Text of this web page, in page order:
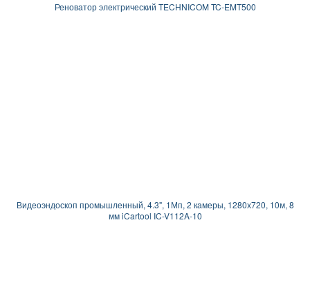
Реноватор электрический TECHNICOM TC-EMT500
Видеоэндоскоп промышленный, 4.3", 1Мп, 2 камеры, 1280х720, 10м, 8
мм iCartool IC-V112A-10